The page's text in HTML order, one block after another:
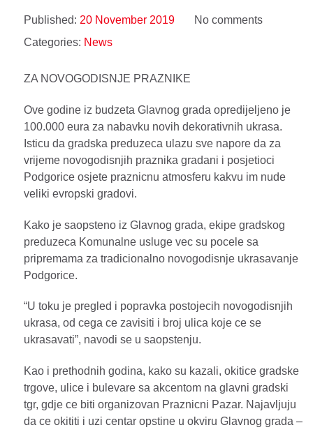
Published: 20 November 2019
No comments
Categories: News
ZA NOVOGODISNJE PRAZNIKE
Ove godine iz budzeta Glavnog grada opredijeljeno je
100.000 eura za nabavku novih dekorativnih ukrasa.
Isticu da gradska preduzeca ulazu sve napore da za
vrijeme novogodisnjih praznika gradani i posjetioci
Podgorice osjete praznicnu atmosferu kakvu im nude
veliki evropski gradovi.
Kako je saopsteno iz Glavnog grada, ekipe gradskog
preduzeca Komunalne usluge vec su pocele sa
pripremama za tradicionalno novogodisnje ukrasavanje
Podgorice.
“U toku je pregled i popravka postojecih novogodisnjih
ukrasa, od cega ce zavisiti i broj ulica koje ce se
ukrasavati”, navodi se u saopstenju.
Kao i prethodnih godina, kako su kazali, okitice gradske
trgove, ulice i bulevare sa akcentom na glavni gradski
tgr, gdje ce biti organizovan Praznicni Pazar. Najavljuju
da ce okititi i uzi centar opstine u okviru Glavnog grada –